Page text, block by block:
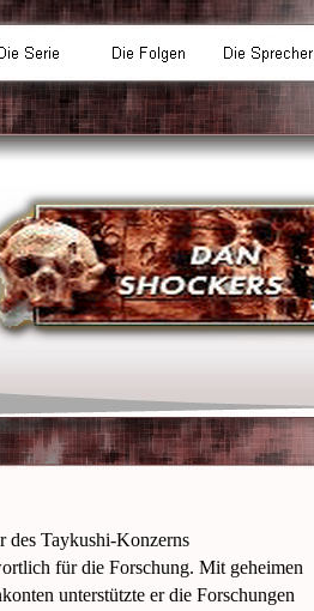
des Taykushi-Konzerns
für die Forschung. Mit geheimen
unterstützte er die Forschungen